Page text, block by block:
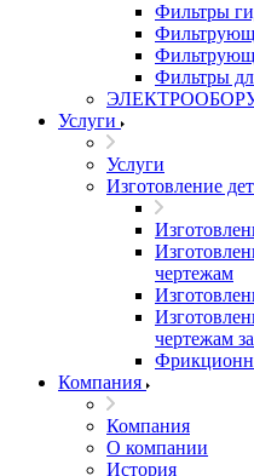
Фильтры
Фильтры
Услуги
Услуги
Изготовление
чертежам
чертежам
Компания
Компания
О компании
История